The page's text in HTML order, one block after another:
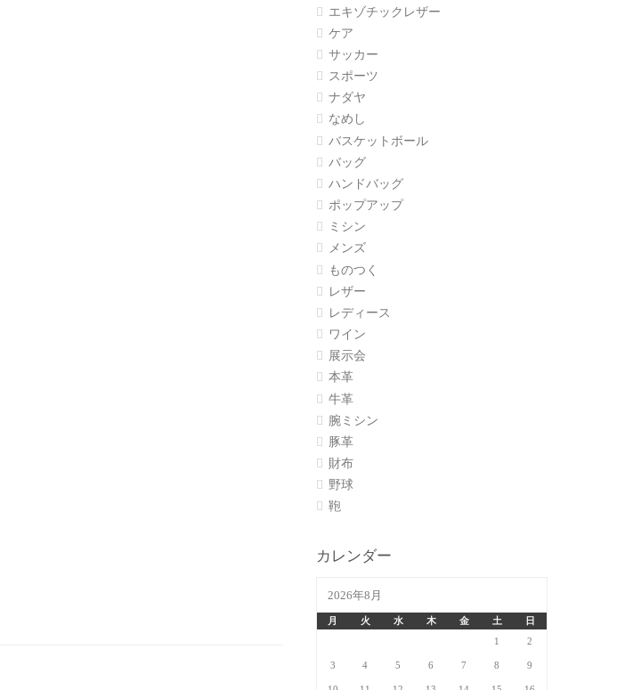
エキゾチックレザー
ケア
サッカー
スポーツ
ナダヤ
なめし
バスケットボール
バッグ
ハンドバッグ
ポップアップ
ミシン
メンズ
ものつく
レザー
レディース
ワイン
展示会
本革
牛革
腕ミシン
豚革
財布
野球
鞄
カレンダー
2026年8月
月 火 水 木 金 土
日
1
2
3 4 5 6 7 8 9